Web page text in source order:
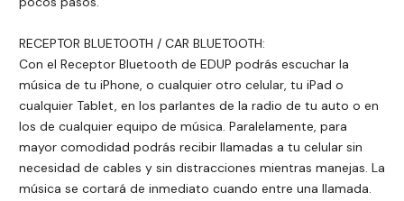
RECEPTOR BLUETOOTH / CAR BLUETOOTH:
Con el Receptor Bluetooth de EDUP podrás escuchar la
música de tu iPhone, o cualquier otro celular, tu iPad o
cualquier Tablet, en los parlantes de la radio de tu auto o en
los de cualquier equipo de música. Paralelamente, para
mayor comodidad podrás recibir llamadas a tu celular sin
necesidad de cables y sin distracciones mientras manejas. La
música se cortará de inmediato cuando entre una llamada.